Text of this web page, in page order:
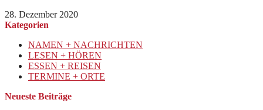
28. Dezember 2020
Kategorien
NAMEN + NACHRICHTEN
LESEN + HÖREN
ESSEN + REISEN
TERMINE + ORTE
Neueste Beiträge